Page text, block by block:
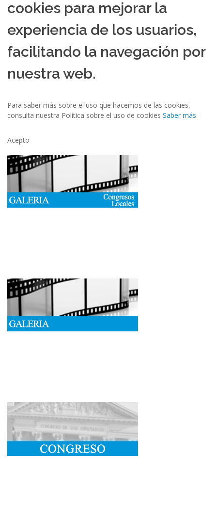
cookies para mejorar la
experiencia de los usuarios,
facilitando la navegación por
nuestra web.
Para saber más sobre el uso que hacemos de las cookies,
consulta nuestra Política sobre el uso de cookies Saber más
Acepto